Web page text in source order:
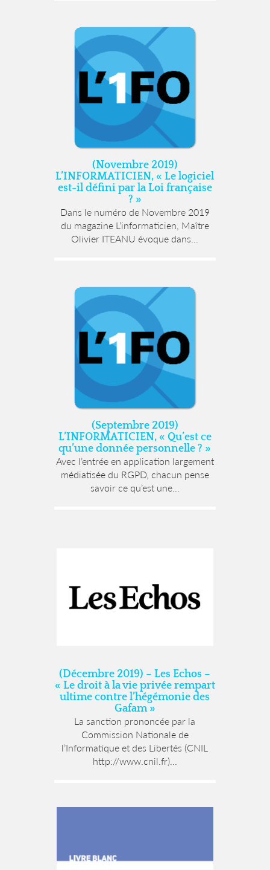
(Novembre 2019)
L’INFORMATICIEN, « Le logiciel
est-il défini par la Loi française
? »
Dans le numéro de Novembre 2019
du magazine L’informaticien, Maître
Olivier ITEANU évoque dans...
(Septembre 2019)
L’INFORMATICIEN, « Qu’est ce
qu’une donnée personnelle ? »
Avec l’entrée en application largement
médiatisée du RGPD, chacun pense
savoir ce qu’est une...
(Décembre 2019) – Les Echos –
« Le droit à la vie privée rempart
ultime contre l’hégémonie des
Gafam »
La sanction prononcée par la
Commission Nationale de
l’Informatique et des Libertés (CNIL
http://www.cnil.fr)...